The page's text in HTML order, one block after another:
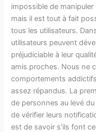
impossible de
mais il est tout à fait
tous les utilisateurs.
utilisateurs peuvent
préjudiciable à leur
amis proches. Nous ne
comportements
assez répandus. La
de personnes au levé du
de vérifier leurs
est de savoir s’ils font